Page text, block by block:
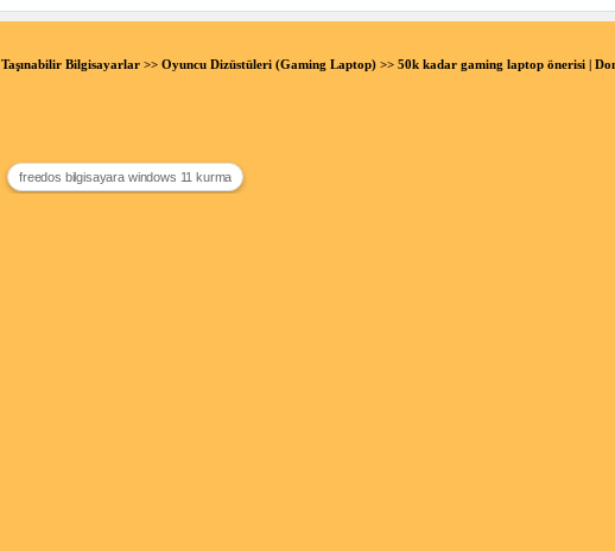
Taşınabilir Bilgisayarlar>> Oyuncu Dizüstüleri (Gaming Laptop)>> 50k kadar gaming laptop önerisi |
freedos bilgisayara windows 11 kurma